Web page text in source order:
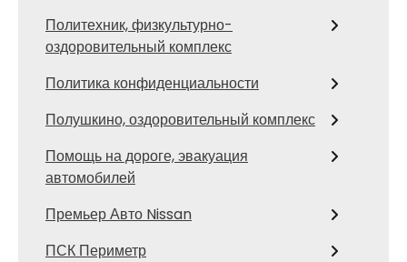
Политехник, физкультурно-
оздоровительный комплекс
Политика конфиденциальности
Полушкино, оздоровительный комплекс
Помощь на дороге, эвакуация
автомобилей
Премьер Авто Nissan
ПСК Периметр